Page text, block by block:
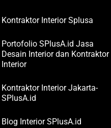
Kontraktor Interior Splusa
Portofolio SPlusA.id Jasa
Desain Interior dan Kontraktor
Interior
Kontraktor Interior Jakarta-
SPlusA.id
Blog Interior SPlusA.id